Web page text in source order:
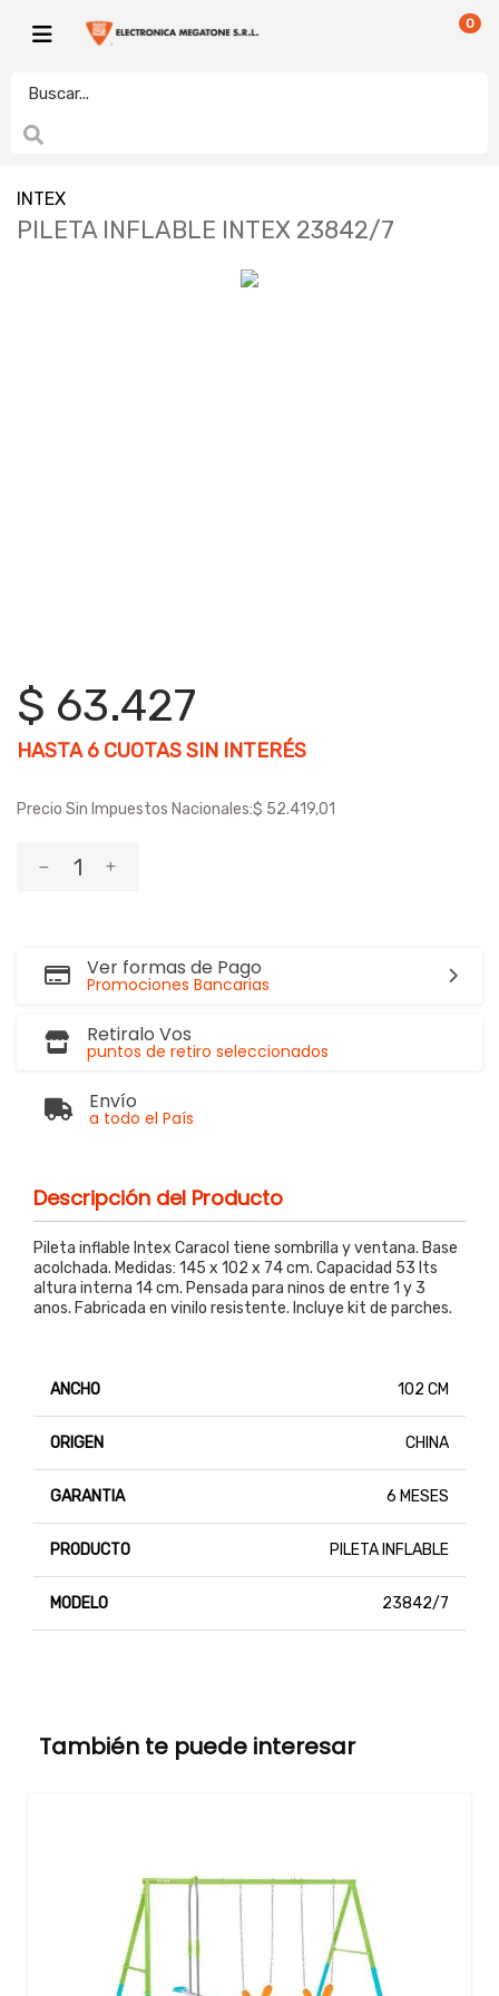
0
INTEX
PILETA INFLABLE INTEX 23842/7
$ 63.427
HASTA6 CUOTAS SIN INTERÉS
Precio Sin Impuestos Nacionales:$ 52.419,01
Ver formas de Pago
Promociones Bancarias
Retiralo Vos
puntos de retiro seleccionados
Envío
a todo el País
Descripción del Producto
Pileta inflable Intex Caracol tiene sombrilla y ventana. Base
acolchada. Medidas: 145 x 102 x 74 cm. Capacidad 53 lts
altura interna 14 cm. Pensada para ninos de entre 1 y 3
anos. Fabricada en vinilo resistente. Incluye kit de parches.
ANCHO 102 CM
ORIGEN CHINA
GARANTIA 6 MESES
PRODUCTO PILETA INFLABLE
MODELO 23842/7
También te puede interesar